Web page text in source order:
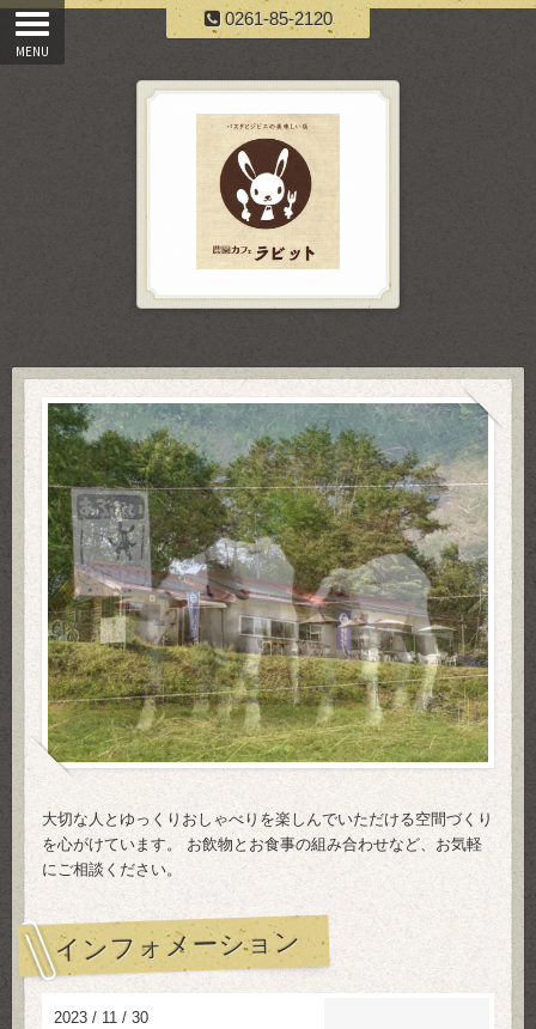
0261-85-2120
大切な人とゆっくりおしゃべりを楽しんでいただける空間づくり
を心がけています。 お飲物とお食事の組み合わせなど、お気軽
にご相談ください。
インフォメーション
2023 / 11 / 30